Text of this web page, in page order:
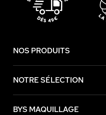
NOS PRODUITS
NOTRE SÉLECTION
BYS MAQUILLAGE